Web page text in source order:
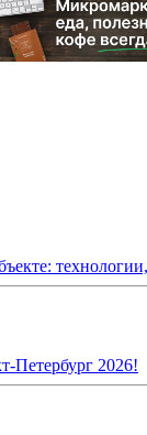
Петербург 2026!